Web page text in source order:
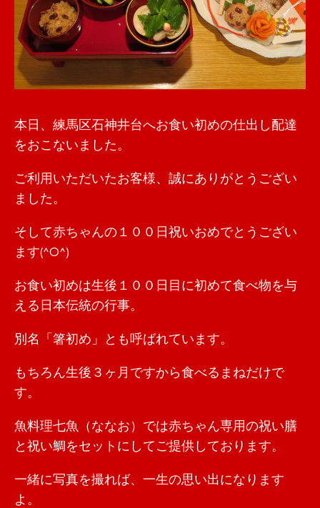
本日、練馬区石神井台へお食い初めの仕出し配達
をおこないました。
ご利用いただいたお客様、誠にありがとうござい
ました。
そして赤ちゃんの１００日祝いおめでとうござい
ます(^O^)
お食い初めは生後１００日目に初めて食べ物を与
える日本伝統の行事。
別名「箸初め」とも呼ばれています。
もちろん生後３ヶ月ですから食べるまねだけで
す。
魚料理七魚（ななお）では赤ちゃん専用の祝い膳
と祝い鯛をセットにしてご提供しております。
一緒に写真を撮れば、一生の思い出になります
よ。